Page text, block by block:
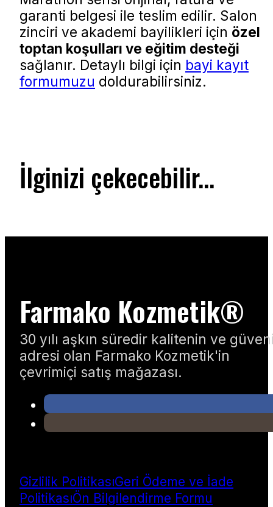
garanti belgesi ile teslim edilir. Salon
zinciri ve akademi bayilikleri için özel
toptan koşulları ve eğitim desteği
sağlanır. Detaylı bilgi için bayi kayıt
formumuzu doldurabilirsiniz.
İlginizi çekecebilir...
Farmako Kozmetik®
30 yılı aşkın süredir kalitenin ve
adresi olan Farmako Kozmetik'in
çevrimiçi satış mağazası.
Gizlilik PolitikasıGeri Ödeme ve İade
PolitikasıÖn Bilgilendirme Formu